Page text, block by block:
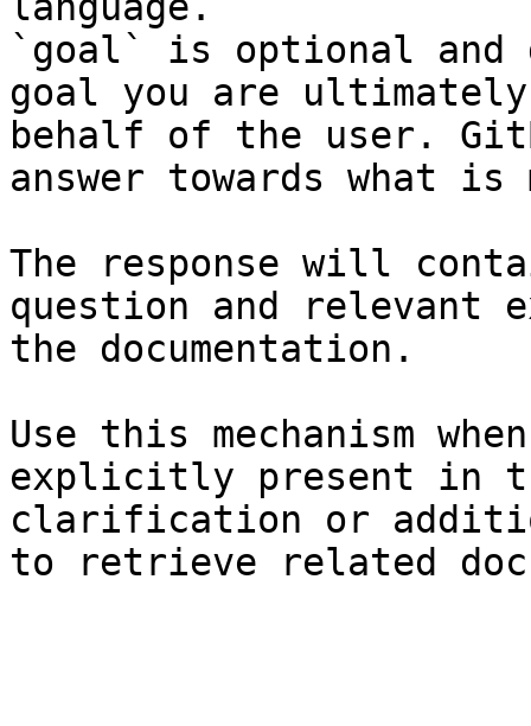
`goal` is optional and
goal you are
behalf of the user.
answer towards what
The response will
question and relevant
the documentation.
Use this mechanism
explicitly present in
clarification or